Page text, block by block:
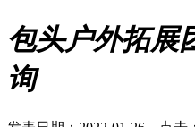
包头户外拓展
询